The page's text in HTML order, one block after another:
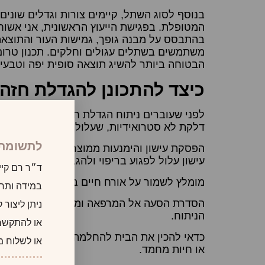
בנוסף לסוג השתל, קיימים צורות וגדלים
המטופלת. בפגישת הייעוץ הראשונית, אני
בהתבסס על מבנה גופך, גמישות העור
משתמשים בשתלים עגולים וחלקים. תכנון
הבטוחה ביותר להשיג תוצאה סופית יפה
כיצד להתכונן להגדלת
לפני שעוברים ניתוח הגדלת חזה, חשוב להפסיק
דלקת לא סטרואידיות, שעלולות להגביר את
הפסקת עישון והימנעות ממוצרי ניקוטין
עישון עלול לפגוע בריפוי ולהגביר את הסיכון
מומלץ לשמור על אורח חיים בריא, כולל תזונה
הסדרת הסעה אל המרפאה וממנה ביום ההליך
הניתוח.
כדאי להכין את הבית להחלמה, כולל הצטיידות
או חיות מחמד.
ד״ר רם
במידה
ניתן
או
או לשלוח